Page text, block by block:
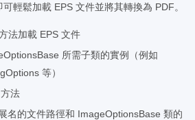
輕鬆加載 EPS 文件並將其轉換為 PDF。
法加載 EPS 文件
所需子類的實例（例如
等）
法
名的文件路徑和 ImageOptionsBase 類的